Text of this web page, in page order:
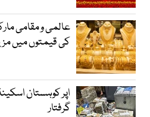
عالمی و مقامی
کی قیمتوں میں
اپر کوہستان
گرفتار